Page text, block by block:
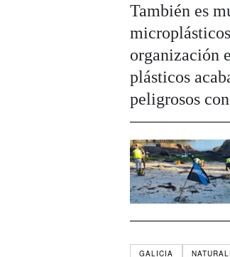
También es
organización
plásticos
peligrosos
GALICIA